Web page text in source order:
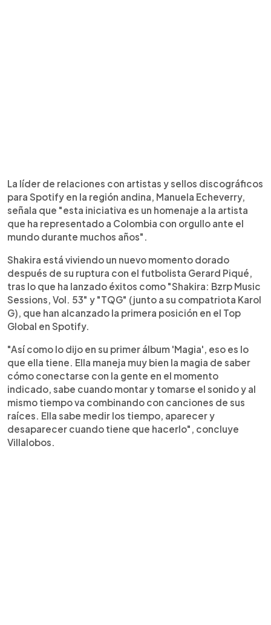
La líder de relaciones con artistas y sellos discográficos
para Spotify en la región andina, Manuela Echeverry,
señala que "esta iniciativa es un homenaje a la artista
que ha representado a Colombia con orgullo ante el
mundo durante muchos años".
Shakira está viviendo un nuevo momento dorado
después de su ruptura con el futbolista Gerard Piqué,
tras lo que ha lanzado éxitos como "Shakira: Bzrp Music
Sessions, Vol. 53" y "TQG" (junto a su compatriota Karol
G), que han alcanzado la primera posición en el Top
Global en Spotify.
"Así como lo dijo en su primer álbum 'Magia', eso es lo
que ella tiene. Ella maneja muy bien la magia de saber
cómo conectarse con la gente en el momento
indicado, sabe cuando montar y tomarse el sonido y al
mismo tiempo va combinando con canciones de sus
raíces. Ella sabe medir los tiempo, aparecer y
desaparecer cuando tiene que hacerlo", concluye
Villalobos.